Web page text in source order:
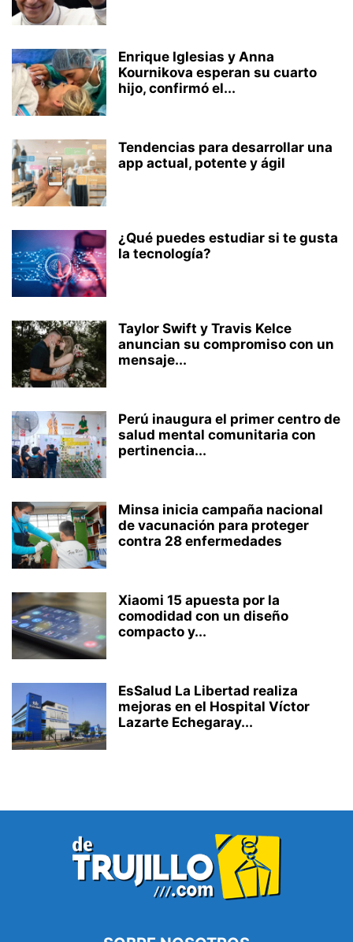
Enrique Iglesias y Anna
Kournikova esperan su cuarto
hijo, confirmó el...
Tendencias para desarrollar una
app actual, potente y ágil
¿Qué puedes estudiar si te gusta
la tecnología?
Taylor Swift y Travis Kelce
anuncian su compromiso con un
mensaje...
Perú inaugura el primer centro de
salud mental comunitaria con
pertinencia...
Minsa inicia campaña nacional
de vacunación para proteger
contra 28 enfermedades
Xiaomi 15 apuesta por la
comodidad con un diseño
compacto y...
EsSalud La Libertad realiza
mejoras en el Hospital Víctor
Lazarte Echegaray...